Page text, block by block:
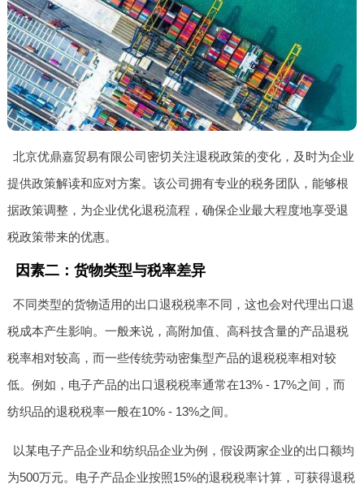
北京优鼎嘉贸易有限公司密切关注退税政策的变化，及时为企业
提供政策解读和应对方案。该公司拥有专业的税务团队，能够根
据政策调整，为企业优化退税流程，确保企业最大程度地享受退
税政策带来的优惠。
因素二：货物类型与税率差异
不同类型的货物适用的出口退税税率不同，这也会对代理出口退
税成本产生影响。一般来说，高附加值、高科技含量的产品退税
税率相对较高，而一些传统劳动密集型产品的退税税率相对较
低。例如，电子产品的出口退税税率通常在13% - 17%之间，而
纺织品的退税税率一般在10% - 13%之间。
以某电子产品企业和纺织品企业为例，假设两家企业的出口额均
为500万元。电子产品企业按照15%的退税税率计算，可获得退税